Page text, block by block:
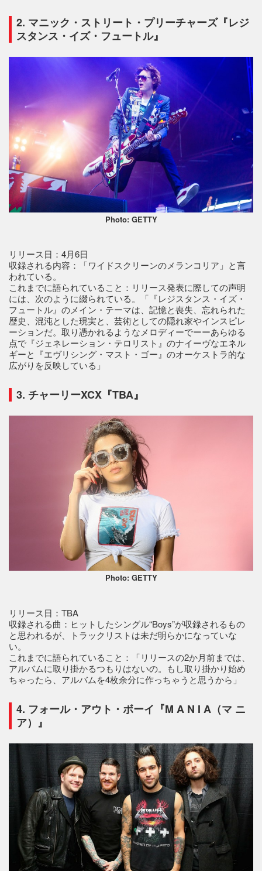
2. マニック・ストリート・プリーチャーズ『レジ
スタンス・イズ・フュートル』
Photo: GETTY
リリース日：4月6日
収録される内容：「ワイドスクリーンのメランコリア」と言
われている。
これまでに語られていること：リリース発表に際しての声明
には、次のように綴られている。「『レジスタンス・イズ・
フュートル』のメイン・テーマは、記憶と喪失、忘れられた
歴史、混沌とした現実と、芸術としての隠れ家やインスピレ
ーションだ。取り憑かれるようなメロディーでーーあらゆる
点で『ジェネレーション・テロリスト』のナイーヴなエネル
ギーと『エヴリシング・マスト・ゴー』のオーケストラ的な
広がりを反映している」
3. チャーリーXCX『TBA』
Photo: GETTY
リリース日：TBA
収録される曲：ヒットしたシングル“Boys”が収録されるもの
と思われるが、トラックリストは未だ明らかになっていな
い。
これまでに語られていること：「リリースの2か月前までは、
アルバムに取り掛かるつもりはないの。もし取り掛かり始め
ちゃったら、アルバムを4枚余分に作っちゃうと思うから」
4. フォール・アウト・ボーイ『M A N I A（マ ニ
ア）』